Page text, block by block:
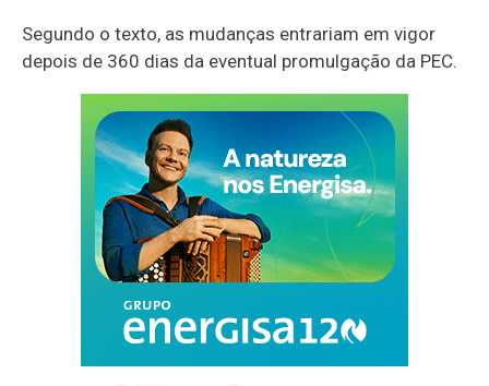
Segundo o texto, as mudanças entrariam em vigor
depois de 360 dias da eventual promulgação da PEC.